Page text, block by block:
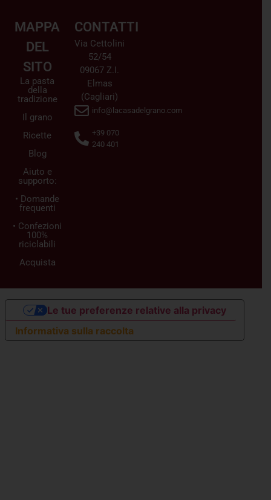
MAPPA
DEL
SITO
La pasta
della
tradizione
Il grano
Ricette
Blog
Aiuto e
supporto:
• Domande
frequenti
• Confezioni
100%
riciclabili
Acquista
CONTATTI
Via Cettolini
52/54
09067 Z.I.
Elmas
(Cagliari)
info@lacasadelgrano.com
+39 070
240 401
Informativa sulla raccolta
Le tue preferenze relative alla privacy